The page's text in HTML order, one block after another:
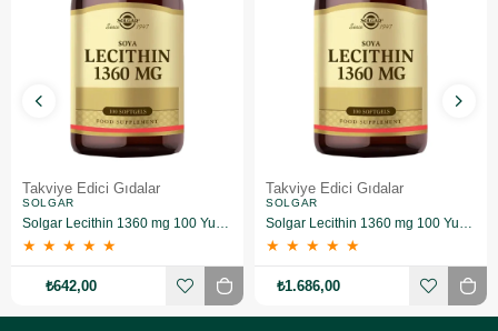
Takviye Edici Gıdalar
SOLGAR
Solgar Lecithin 1360 mg 100 Yumuşak Jelatin Kapsül
★ ★ ★ ★ ★
₺642,00
Takviye Edici Gıdalar
SOLGAR
Solgar Lecithin 1360 mg 100 Yumuşak Jelatin Kapsül 3 Adet
★ ★ ★ ★ ★
₺1.686,00